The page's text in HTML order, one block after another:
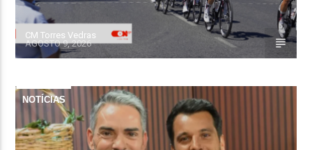
CM Torres Vedras
AGOSTO 9, 2026
NOTÍCIAS